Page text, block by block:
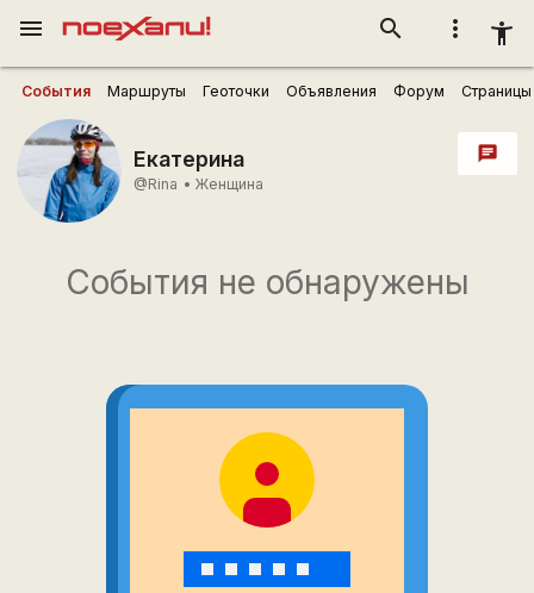
more_vert accessibility_new
search
menu
События Маршруты Геоточки Объявления Форум Страницы
Екатерина
@Rina • Женщина
chat
События не обнаружены